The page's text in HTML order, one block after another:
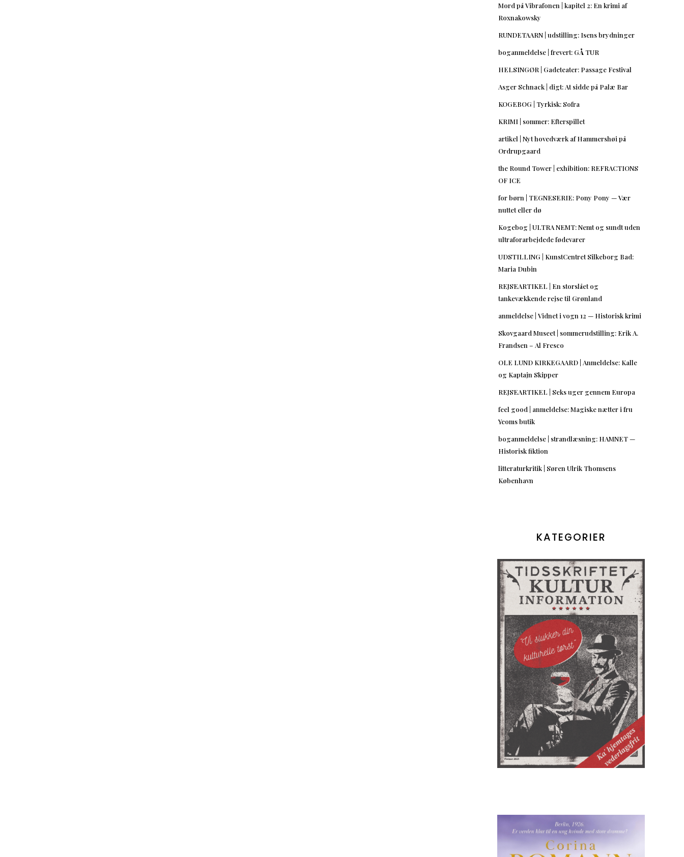
Mord på Vibrafonen | kapitel 2: En krimi af
Roxnakowsky
RUNDETAARN | udstilling: Isens brydninger
boganmeldelse | frevert: GÅ TUR
HELSINGØR | Gadeteater: Passage Festival
Asger Schnack | digt: At sidde på Palæ Bar
KOGEBOG | Tyrkisk: Sofra
KRIMI | sommer: Efterspillet
artikel | Nyt hovedværk af Hammershøi på
Ordrupgaard
the Round Tower | exhibition: REFRACTIONS
OF ICE
for børn | TEGNESERIE: Pony Pony — Vær
nuttet eller dø
Kogebog | ULTRA NEMT: Nemt og sundt uden
ultraforarbejdede fødevarer
UDSTILLING | KunstCentret Silkeborg Bad:
Maria Dubin
REJSEARTIKEL | En storslået og
tankevækkende rejse til Grønland
anmeldelse | Vidnet i vogn 12 — Historisk krimi
Skovgaard Museet | sommerudstilling: Erik A.
Frandsen – Al Fresco
OLE LUND KIRKEGAARD | Anmeldelse: Kalle
og Kaptajn Skipper
REJSEARTIKEL | Seks uger gennem Europa
feel good | anmeldelse: Magiske nætter i fru
Yeoms butik
boganmeldelse | strandlæsning: HAMNET —
Historisk fiktion
litteraturkritik | Søren Ulrik Thomsens
København
KATEGORIER